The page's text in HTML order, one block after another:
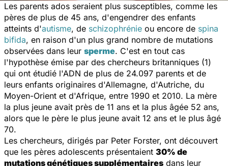
Les parents ados seraient plus susceptibles, comme les
pères de plus de 45 ans, d'engendrer des enfants
atteints d'autisme, de schizophrénie ou encore de spina
bifida, en raison d'un plus grand nombre de mutations
observées dans leur sperme. C'est en tout cas
l'hypothèse émise par des chercheurs britanniques (1)
qui ont étudié l'ADN de plus de 24.097 parents et de
leurs enfants originaires d'Allemagne, d'Autriche, du
Moyen-Orient et d'Afrique, entre 1990 et 2010. La mère
la plus jeune avait près de 11 ans et la plus âgée 52 ans,
alors que le père le plus jeune avait 12 ans et le plus âgé
70.
Les chercheurs, dirigés par Peter Forster, ont découvert
que les pères adolescents présentaient 30% de
mutations génétiques supplémentaires dans leur